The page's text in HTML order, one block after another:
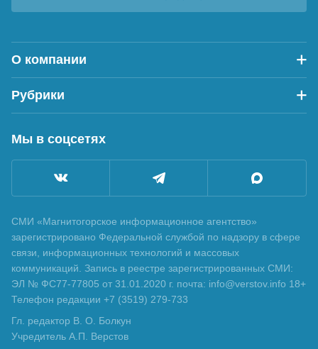
О компании
Рубрики
Мы в соцсетях
СМИ «Магнитогорское информационное агентство»
зарегистрировано Федеральной службой по надзору в сфере
связи, информационных технологий и массовых
коммуникаций. Запись в реестре зарегистрированных СМИ:
ЭЛ № ФС77-77805 от 31.01.2020 г. почта: info@verstov.info 18+
Телефон редакции +7 (3519) 279-733
Гл. редактор В. О. Болкун
Учредитель А.П. Верстов